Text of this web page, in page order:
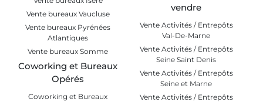
Vente bureaux Vaucluse
Vente bureaux Pyrénées
Atlantiques
Vente bureaux Somme
Coworking et Bureaux
Opérés
Coworking et Bureaux
vendre
Vente Activités / Entrepôts
Val-De-Marne
Vente Activités / Entrepôts
Seine Saint Denis
Vente Activités / Entrepôts
Seine et Marne
Vente Activités / Entrepôts